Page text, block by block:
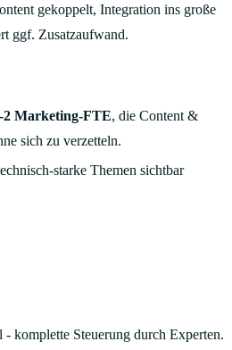
gekoppelt, Integration ins große
ggf. Zusatzaufwand.
2 Marketing-FTE, die Content &
sich zu verzetteln.
starke Themen sichtbar
komplette Steuerung durch Experten.